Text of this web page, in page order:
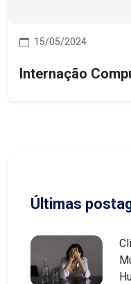
15/05/2024
Internação
Últimas